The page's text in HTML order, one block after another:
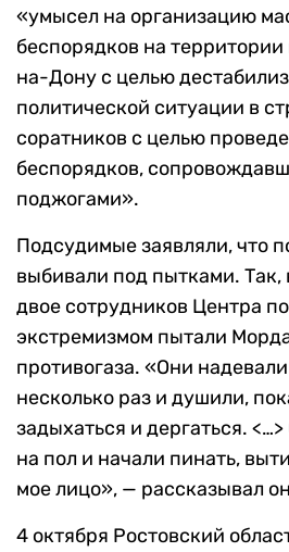
«умысел на организацию
беспорядков на
на-Дону с целью
политической ситуации в
соратников с целью
беспорядков,
поджогами».
Подсудимые заявляли, что
выбивали под пытками. Так,
двое сотрудников Центра
экстремизмом пытали
противогаза. «Они
несколько раз и душили,
задыхаться и дергаться.
на пол и начали пинать,
мое лицо», — рассказывал
4 октября Ростовский